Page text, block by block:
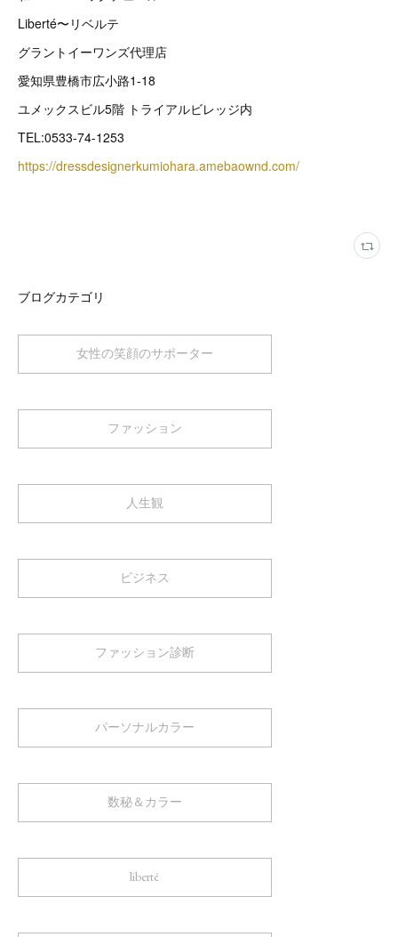
Liberté〜リベルテ
グラントイーワンズ代理店
愛知県豊橋市広小路1-18
ユメックスビル5階 トライアルビレッジ内
TEL:0533-74-1253
https://dressdesignerkumiohara.amebaownd.com/
ブログカテゴリ
女性の笑顔のサポーター
ファッション
人生観
ビジネス
ファッション診断
パーソナルカラー
数秘＆カラー
liberté